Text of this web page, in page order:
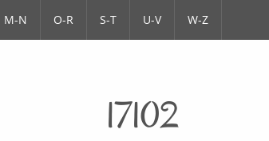
M-N O-R S-T U-V W-Z
17102